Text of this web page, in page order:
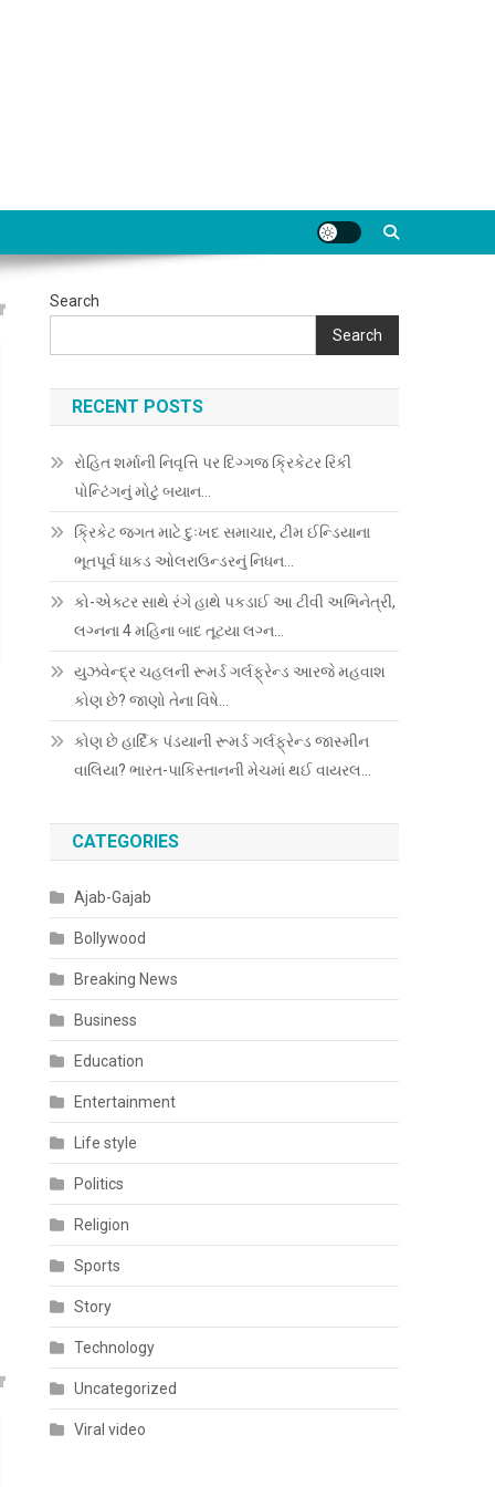
Search
Search
RECENT POSTS
રોહિત શર્માની નિવૃત્તિ પર દિગ્ગજ ક્રિકેટર રિકી
પોન્ટિંગનું મોટું બયાન…
ક્રિકેટ જગત માટે દુઃખદ સમાચાર, ટીમ ઈન્ડિયાના
ભૂતપૂર્વ ધાકડ ઓલરાઉન્ડરનું નિધન…
કો-એક્ટર સાથે રંગે હાથે પકડાઈ આ ટીવી અભિનેત્રી,
લગ્નના 4 મહિના બાદ તૂટયા લગ્ન…
યુઝવેન્દ્ર ચહલની રૂમર્ડ ગર્લફ્રેન્ડ આરજે મહવાશ
કોણ છે? જાણો તેના વિષે…
કોણ છે હાર્દિક પંડયાની રૂમર્ડ ગર્લફ્રેન્ડ જાસ્મીન
વાલિયા? ભારત-પાકિસ્તાનની મેચમાં થઈ વાયરલ…
CATEGORIES
Ajab-Gajab
Bollywood
Breaking News
Business
Education
Entertainment
Life style
Politics
Religion
Sports
Story
Technology
Uncategorized
Viral video